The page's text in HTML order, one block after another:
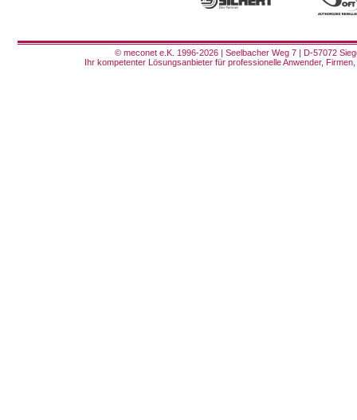
© meconet e.K. 1996-2026 | Seelbacher Weg 7 | D-57072
Ihr kompetenter Lösungsanbieter für professionelle Anwender,